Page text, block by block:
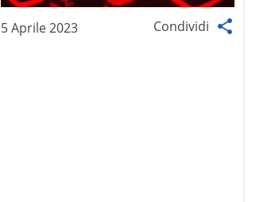
5 Aprile 2023 Condividi